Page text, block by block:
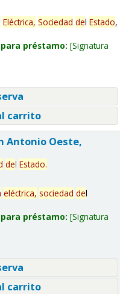
Eléctrica, Sociedad del Estado,
préstamo: Signatura
carrito
Antonio Oeste,
del Estado.
eléctrica, sociedad del
préstamo: Signatura
carrito